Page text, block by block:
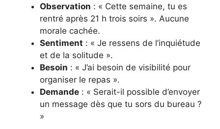
Observation : « Cette semaine, tu es
rentré après 21 h trois soirs ». Aucune
morale cachée.
Sentiment : « Je ressens de l’inquiétude
et de la solitude ».
Besoin : « J’ai besoin de visibilité pour
organiser le repas ».
Demande : « Serait-il possible d’envoyer
un message dès que tu sors du bureau ?
»